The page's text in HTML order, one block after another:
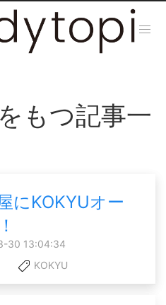
もつ記事一
にKOKYUオー
30 13:04:34
KOKYU